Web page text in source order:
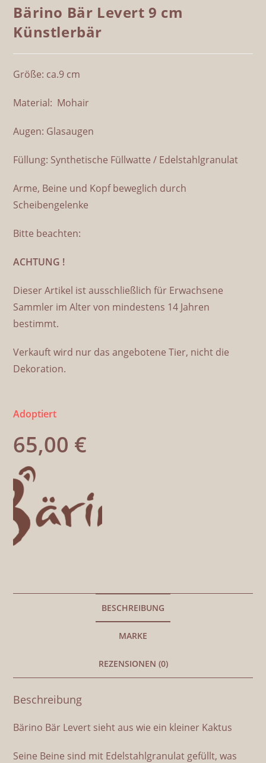
Bärino Bär Levert 9 cm
Künstlerbär
Größe: ca.9 cm
Material: Mohair
Augen: Glasaugen
Füllung: Synthetische Füllwatte / Edelstahlgranulat
Arme, Beine und Kopf beweglich durch
Scheibengelenke
Bitte beachten:
ACHTUNG !
Dieser Artikel ist ausschließlich für Erwachsene
Sammler im Alter von mindestens 14 Jahren
bestimmt.
Verkauft wird nur das angebotene Tier, nicht die
Dekoration.
Adoptiert
65,00 €
BESCHREIBUNG
MARKE
REZENSIONEN (0)
Beschreibung
Bärino Bär Levert sieht aus wie ein kleiner Kaktus
Seine Beine sind mit Edelstahlgranulat gefüllt, was